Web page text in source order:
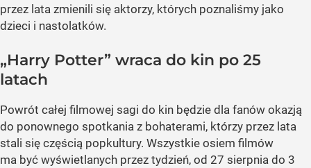
przez lata zmienili się aktorzy, których poznaliśmy jako
dzieci i nastolatków.
„Harry Potter” wraca do kin po 25
latach
Powrót całej filmowej sagi do kin będzie dla fanów okazją
do ponownego spotkania z bohaterami, którzy przez lata
stali się częścią popkultury. Wszystkie osiem filmów
ma być wyświetlanych przez tydzień, od 27 sierpnia do 3